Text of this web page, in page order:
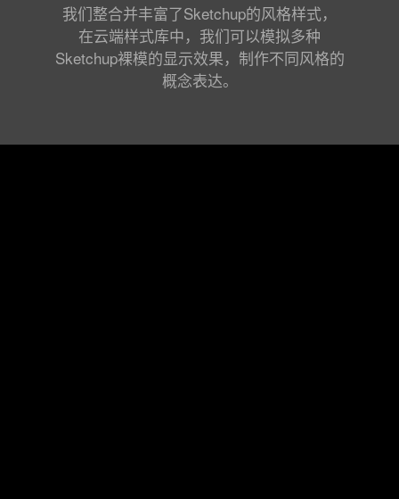
我们整合并丰富了Sketchup的风格样式，
在云端样式库中，我们可以模拟多种
Sketchup裸模的显示效果，制作不同风格的
概念表达。